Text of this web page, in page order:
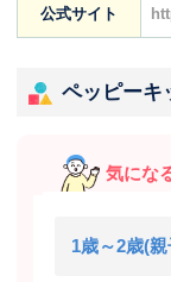
公式サイト
ペッピーキ
気にな
1歳～2歳(